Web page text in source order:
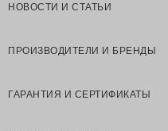
НОВОСТИ И СТАТЬИ
ПРОИЗВОДИТЕЛИ И БРЕНДЫ
ГАРАНТИЯ И СЕРТИФИКАТЫ